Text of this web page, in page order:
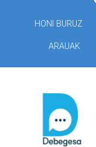
HONI BURUZ
ARAUAK